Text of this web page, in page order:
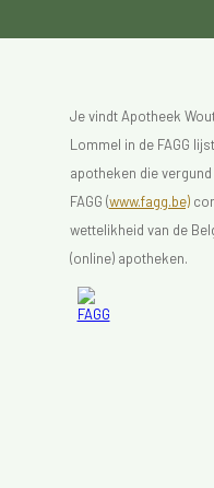
Je vindt Apotheek
Lommel in de FAGG
apotheken die vergund
FAGG (www.fagg.be)
wettelikheid van de
(online) apotheken.